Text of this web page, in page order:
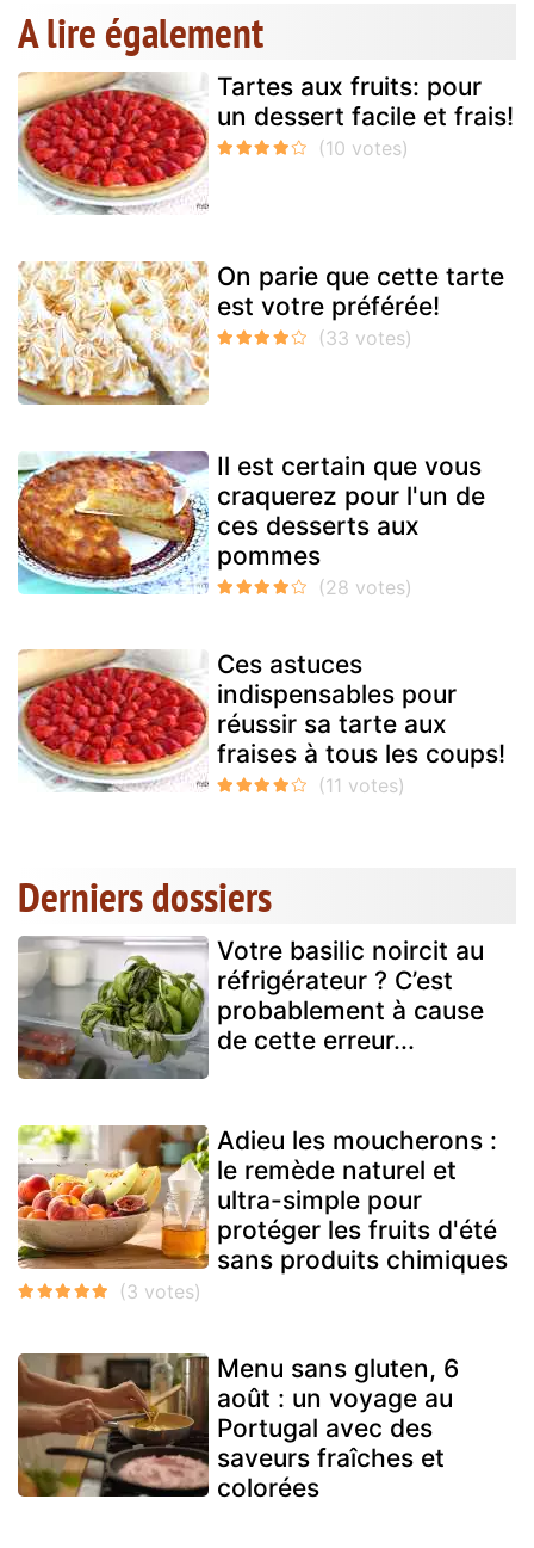
A lire également
Tartes aux fruits: pour
un dessert facile et frais!
On parie que cette tarte
est votre préférée!
Il est certain que vous
craquerez pour l'un de
ces desserts aux
pommes
Ces astuces
indispensables pour
réussir sa tarte aux
fraises à tous les coups!
Derniers dossiers
Votre basilic noircit au
réfrigérateur ? C’est
probablement à cause
de cette erreur...
Adieu les moucherons :
le remède naturel et
ultra-simple pour
protéger les fruits d'été
sans produits chimiques
Menu sans gluten, 6
août : un voyage au
Portugal avec des
saveurs fraîches et
colorées